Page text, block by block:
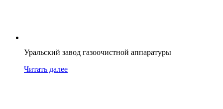
Уральский завод газоочистной аппаратуры
Читать далее